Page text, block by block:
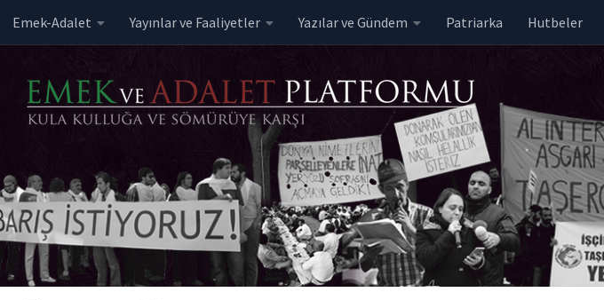
Skip to content
Emek-Adalet Yayınlar ve Faaliyetler Yazılar ve Gündem Patriarka Hutbeler